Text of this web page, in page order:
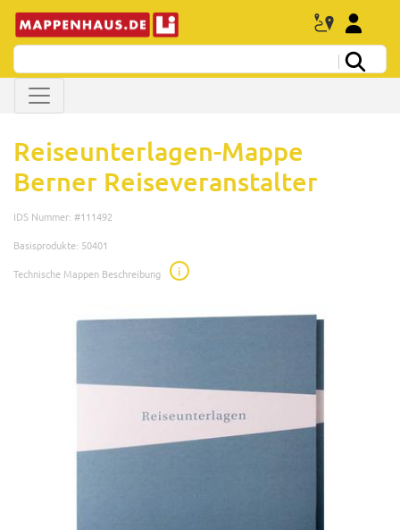
Reiseunterlagen-Mappe
Berner Reiseveranstalter
IDS Nummer: #111492
Basisprodukte: 50401
Technische Mappen Beschreibung
i